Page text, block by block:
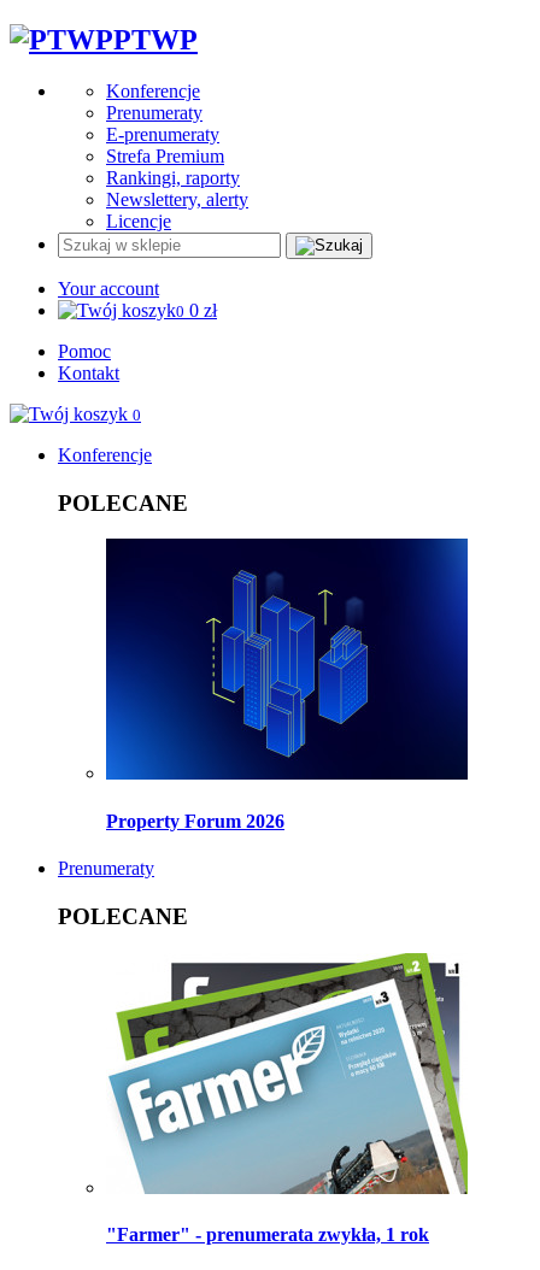
PTWP
Konferencje
Prenumeraty
E-prenumeraty
Strefa Premium
Rankingi, raporty
Newslettery, alerty
Licencje
Your account
0 0 zł
Pomoc
Kontakt
0
Konferencje
POLECANE
Property Forum 2026
Prenumeraty
POLECANE
"Farmer" - prenumerata zwykła, 1 rok